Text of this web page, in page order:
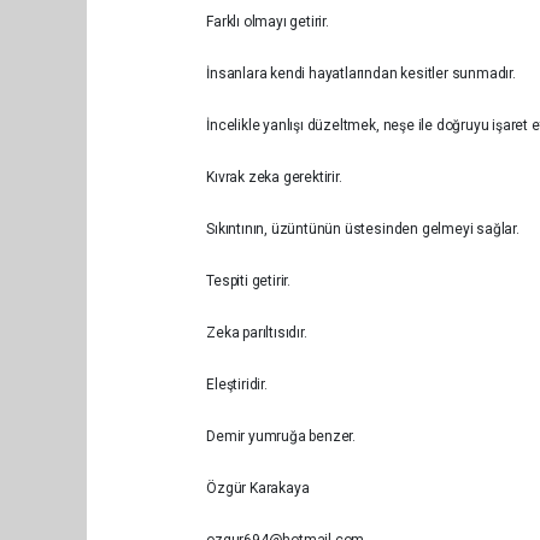
Farklı olmayı getirir.
İnsanlara kendi hayatlarından kesitler sunmadır.
İncelikle yanlışı düzeltmek, neşe ile doğruyu işaret
Kıvrak zeka gerektirir.
Sıkıntının, üzüntünün üstesinden gelmeyi sağlar.
Tespiti getirir.
Zeka parıltısıdır.
Eleştiridir.
Demir yumruğa benzer.
Özgür Karakaya